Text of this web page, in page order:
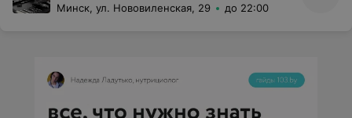
Минск, ул. Нововиленская, 29 до 22:00